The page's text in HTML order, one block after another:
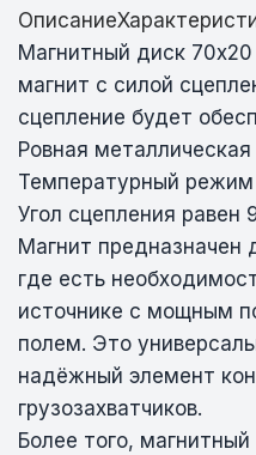
Описание
Магнитный диск
магнит с силой
сцепление будет
Ровная
Температурный
Угол сцепления равен
Магнит предназначен
где есть
источнике с мощным
полем. Это
надёжный элемент
грузозахватчиков.
Более того,